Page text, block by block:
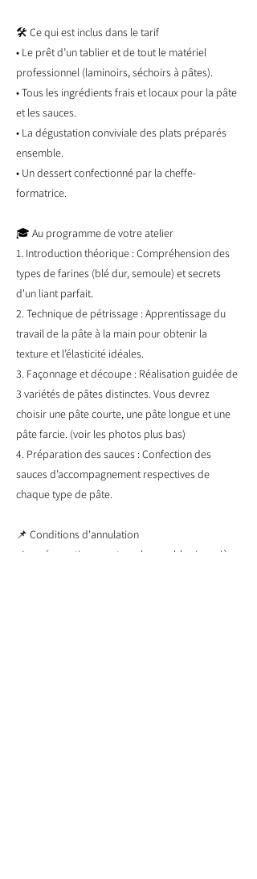
🛠️ Ce qui est inclus dans le tarif
• Le prêt d’un tablier et de tout le matériel
professionnel (laminoirs, séchoirs à pâtes).
• Tous les ingrédients frais et locaux pour la pâte
et les sauces.
• La dégustation conviviale des plats préparés
ensemble.
• Un dessert confectionné par la cheffe-
formatrice.
🎓 Au programme de votre atelier
1. Introduction théorique : Compréhension des
types de farines (blé dur, semoule) et secrets
d'un liant parfait.
2. Technique de pétrissage : Apprentissage du
travail de la pâte à la main pour obtenir la
texture et l’élasticité idéales.
3. Façonnage et découpe : Réalisation guidée de
3 variétés de pâtes distinctes. Vous devrez
choisir une pâte courte, une pâte longue et une
pâte farcie. (voir les photos plus bas)
4. Préparation des sauces : Confection des
sauces d’accompagnement respectives de
chaque type de pâte.
📌 Conditions d'annulation
• Les réservations sont remboursables jusqu'à